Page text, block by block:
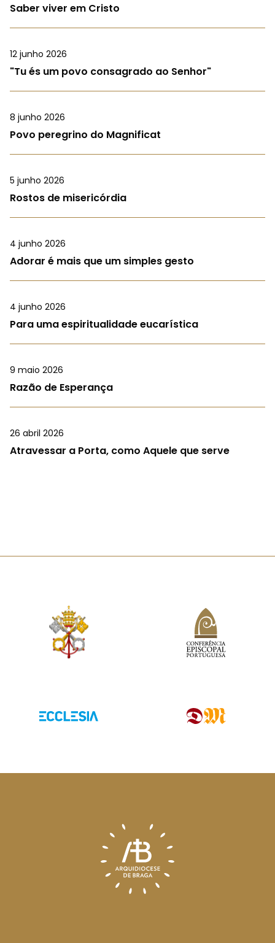
Saber viver em Cristo
12 junho 2026
"Tu és um povo consagrado ao Senhor"
8 junho 2026
Povo peregrino do Magnificat
5 junho 2026
Rostos de misericórdia
4 junho 2026
Adorar é mais que um simples gesto
4 junho 2026
Para uma espiritualidade eucarística
9 maio 2026
Razão de Esperança
26 abril 2026
Atravessar a Porta, como Aquele que serve